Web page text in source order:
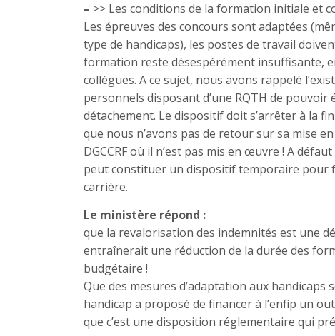
– >> Les conditions de la formation initiale et
Les épreuves des concours sont adaptées
type de handicaps), les postes de travail
formation reste désespérément insuffisante,
collègues. A ce sujet, nous avons rappelé
personnels disposant d’une RQTH de
détachement. Le dispositif doit s’arrêter à la
que nous n’avons pas de retour sur sa mise
DGCCRF où il n’est pas mis en œuvre ! A
peut constituer un dispositif temporaire pour
carrière.
Le ministère répond :
que la revalorisation des indemnités est une
entraînerait une réduction de la durée des
budgétaire !
Que des mesures d’adaptation aux handicaps
handicap a proposé de financer à l’enfip un
que c’est une disposition réglementaire qui